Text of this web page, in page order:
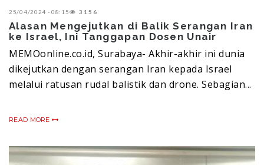
25/04/2024 - 08:15 3156
Alasan Mengejutkan di Balik Serangan Iran
ke Israel, Ini Tanggapan Dosen Unair
MEMOonline.co.id, Surabaya- Akhir-akhir ini dunia
dikejutkan dengan serangan Iran kepada Israel
melalui ratusan rudal balistik dan drone. Sebagian...
READ MORE